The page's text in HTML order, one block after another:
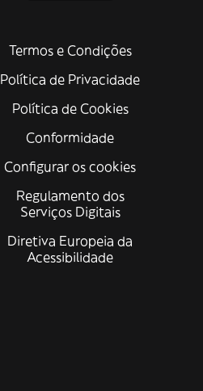
Termos e Condições
Política de Privacidade
Política de Cookies
Conformidade
Configurar os cookies
Regulamento dos
Serviços Digitais
Diretiva Europeia da
Acessibilidade